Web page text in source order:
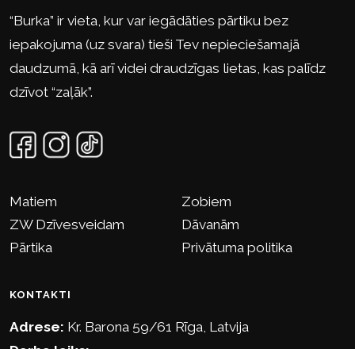
“Burka” ir vieta, kur var iegādāties pārtiku bez
iepakojuma (uz svara) tieši Tev nepieciešamajā
daudzumā, kā arī videi draudzīgas lietas, kas palīdz
dzīvot “zaļāk”.
Matiem
Zobiem
ZW Dzīvesveidam
Dāvanām
Pārtika
Privātuma politika
KONTAKTI
Adrese: Kr. Barona 59/61 Rīga, Latvija